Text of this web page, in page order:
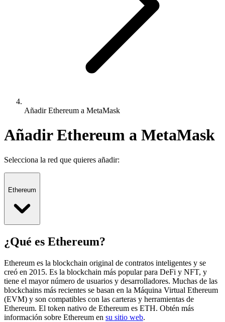
Añadir Ethereum a MetaMask
Añadir Ethereum a MetaMask
Selecciona la red que quieres añadir:
Ethereum
¿Qué es Ethereum?
Ethereum es la blockchain original de contratos inteligentes y se
creó en 2015. Es la blockchain más popular para DeFi y NFT, y
tiene el mayor número de usuarios y desarrolladores. Muchas de las
blockchains más recientes se basan en la Máquina Virtual Ethereum
(EVM) y son compatibles con las carteras y herramientas de
Ethereum. El token nativo de Ethereum es ETH. Obtén más
información sobre Ethereum en su sitio web.